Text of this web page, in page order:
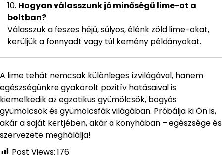
Hogyan válasszunk jó minőségű lime-ot a
boltban?
Válasszuk a feszes héjú, súlyos, élénk zöld lime-okat,
kerüljük a fonnyadt vagy túl kemény példányokat.
A lime tehát nemcsak különleges ízvilágával, hanem
egészségünkre gyakorolt pozitív hatásaival is
kiemelkedik az egzotikus gyümölcsök, bogyós
gyümölcsök és gyümölcsfák világában. Próbálja ki Ön is,
akár a saját kertjében, akár a konyhában – egészsége és
szervezete meghálálja!
Post Views: 176